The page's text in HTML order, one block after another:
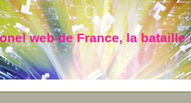
web de France, la